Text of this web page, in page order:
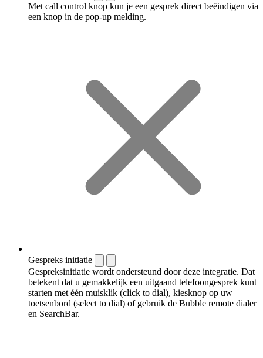
Met call control knop kun je een gesprek direct beëindigen via
een knop in de pop-up melding.
Gespreks initiatie
Gespreksinitiatie wordt ondersteund door deze integratie. Dat
betekent dat u gemakkelijk een uitgaand telefoongesprek kunt
starten met één muisklik (click to dial), kiesknop op uw
toetsenbord (select to dial) of gebruik de Bubble remote dialer
en SearchBar.